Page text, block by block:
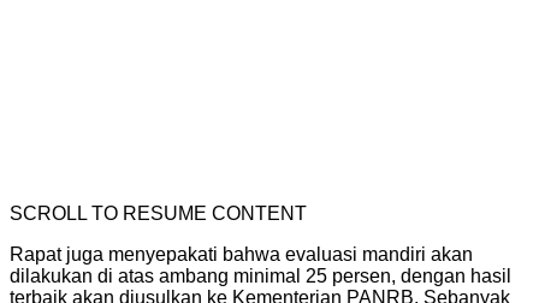
SCROLL TO RESUME CONTENT
Rapat juga menyepakati bahwa evaluasi mandiri akan
dilakukan di atas ambang minimal 25 persen, dengan hasil
terbaik akan diusulkan ke Kementerian PANRB. Sebanyak